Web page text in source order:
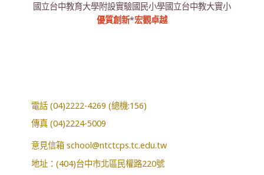
國立台中教育大學附設實驗國民小學國立台中教大實小
優質創新*宏觀卓越
電話 (04)2222-4269 (總機:156)
傳真 (04)2224-5009
意見信箱school@ntctcps.tc.edu.tw
地址：(404)台中市北區民權路220號